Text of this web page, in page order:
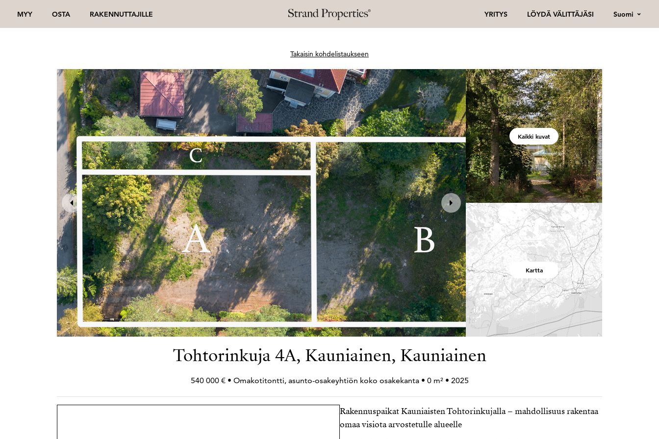
MYY OSTA RAKENNUTTAJILLE YRITYS LÖYDÄ VÄLITTÄJÄSI Suomi
Takaisin kohdelistaukseen
Kaikki kuvat
Kartta
Tohtorinkuja 4A, Kauniainen, Kauniainen
540 000 € • Omakotitontti, asunto-osakeyhtiön koko osakekanta • 0 m² • 2025
Rakennuspaikat Kauniaisten Tohtorinkujalla – mahdollisuus rakentaa
omaa visiota arvostetulle alueelle